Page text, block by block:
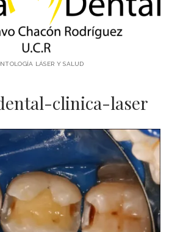
facebook
email
form
LÁSER Y SALUD
clinica-laser